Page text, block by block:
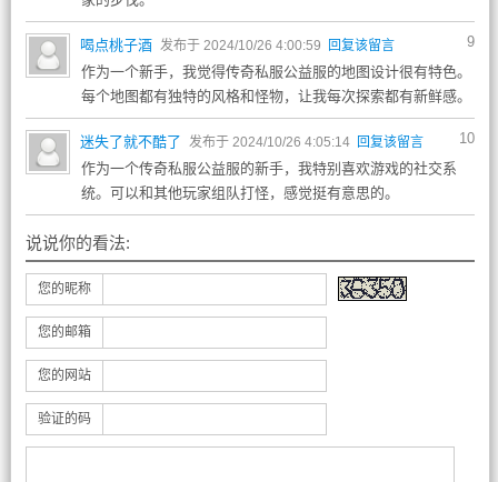
9
喝点桃子酒 发布于 2024/10/26 4:00:59 回复该留言
作为一个新手，我觉得传奇私服公益服的地图设计很有特色。
每个地图都有独特的风格和怪物，让我每次探索都有新鲜感。
10
迷失了就不酷了 发布于 2024/10/26 4:05:14 回复该留言
作为一个传奇私服公益服的新手，我特别喜欢游戏的社交系
统。可以和其他玩家组队打怪，感觉挺有意思的。
说说你的看法:
您的昵称
您的邮箱
您的网站
验证的码